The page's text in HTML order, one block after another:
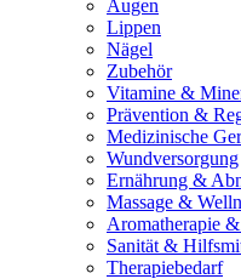
Augen
Lippen
Nägel
Zubehör
Vitamine &
Prävention &
Medizinische
Wundversorgung
Ernährung &
Massage &
Aromatherapie
Sanität &
Therapiebedarf